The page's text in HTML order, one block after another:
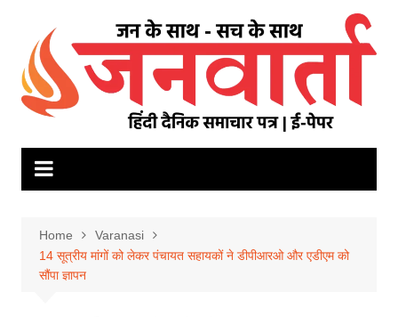
content
Home
Varanasi
14 सूत्रीय मांगों को लेकर पंचायत सहायकों ने डीपीआरओ और एडीएम को
सौंपा ज्ञापन